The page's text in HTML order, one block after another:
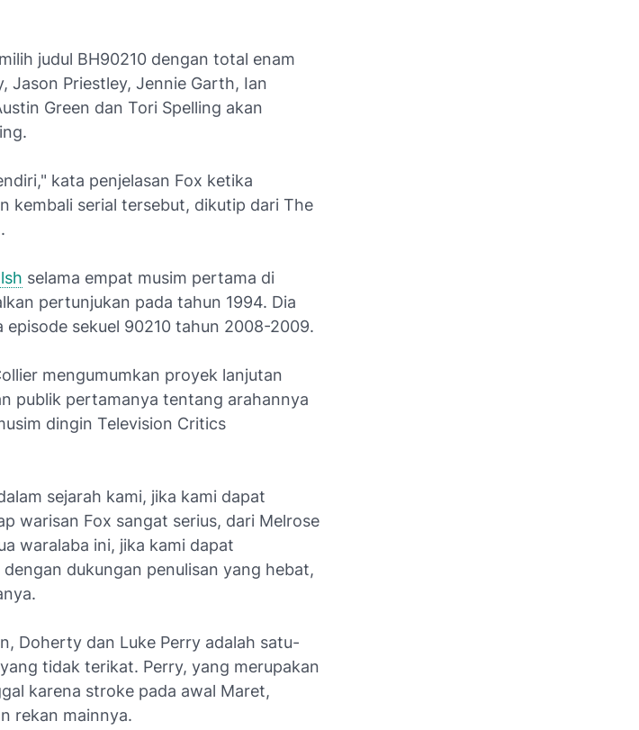
judul BH90210 dengan total enam
Jason Priestley, Jennie Garth, Ian
Green dan Tori Spelling akan
kata penjelasan Fox ketika
kembali serial tersebut, dikutip dari The
selama empat musim pertama di
pertunjukan pada tahun 1994. Dia
episode sekuel 90210 tahun 2008-2009.
mengumumkan proyek lanjutan
publik pertamanya tentang arahannya
dingin Television Critics
sejarah kami, jika kami dapat
warisan Fox sangat serius, dari Melrose
waralaba ini, jika kami dapat
dukungan penulisan yang hebat,
Doherty dan Luke Perry adalah satu-
tidak terikat. Perry, yang merupakan
karena stroke pada awal Maret,
rekan mainnya.